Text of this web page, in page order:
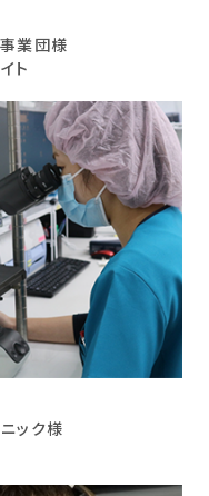
業団様
ト
ック様